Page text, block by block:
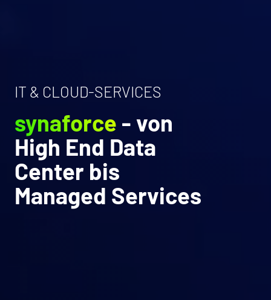
IT & CLOUD-SERVICES
synaforce - von
High End Data
Center bis
Managed Services